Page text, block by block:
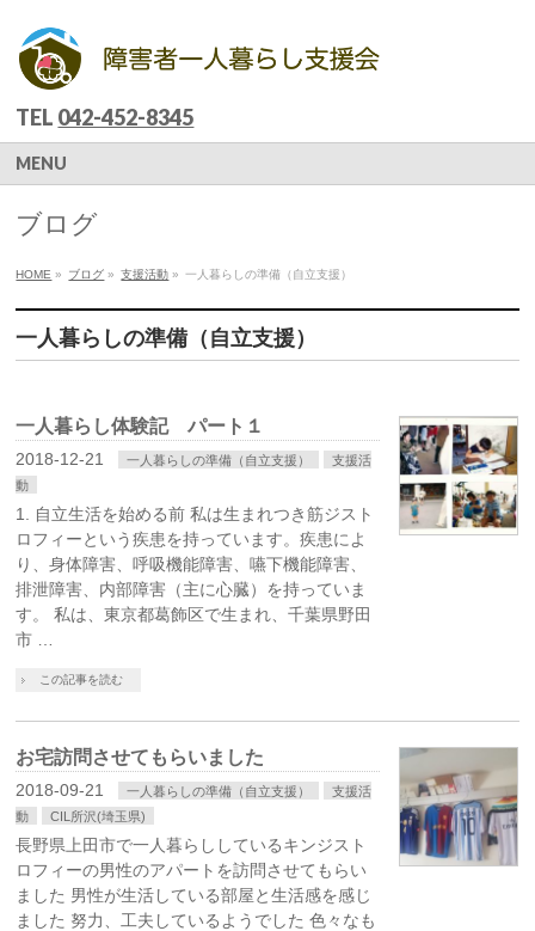
TEL 042-452-8345
MENU
ブログ
HOME » ブログ » 支援活動 » 一人暮らしの準備（自立支援）
一人暮らしの準備（自立支援）
一人暮らし体験記 パート１
2018-12-21 一人暮らしの準備（自立支援）
支援活
動
1. 自立生活を始める前 私は生まれつき筋ジスト
ロフィーという疾患を持っています。疾患によ
り、身体障害、呼吸機能障害、嚥下機能障害、
排泄障害、内部障害（主に心臓）を持っていま
す。 私は、東京都葛飾区で生まれ、千葉県野田
市 …
この記事を読む
お宅訪問させてもらいました
2018-09-21 一人暮らしの準備（自立支援）
支援活
動
CIL所沢(埼玉県)
長野県上田市で一人暮らししているキンジスト
ロフィーの男性のアパートを訪問させてもらい
ました 男性が生活している部屋と生活感を感じ
ました 努力、工夫しているようでした 色々なも